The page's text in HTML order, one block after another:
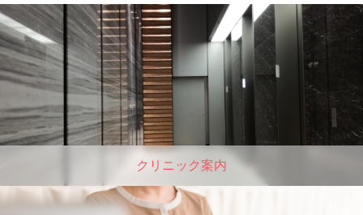
クリニック案内